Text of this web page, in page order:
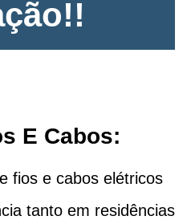
E Cabos:
fios e cabos elétricos
tanto em residências